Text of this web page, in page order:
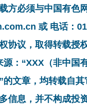
方必须与中国有色
或 电话：
协议，取得转载授
源：“XXX（非中国
的文章，均转载自其
信息，并不构成投